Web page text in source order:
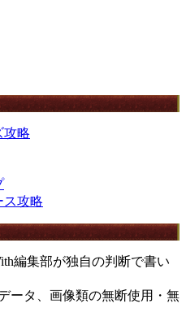
攻略
ス攻略
編集部が独自の判断で書い
ータ、画像類の無断使用・無